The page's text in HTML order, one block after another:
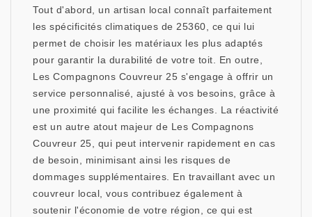
Tout d'abord, un artisan local connaît parfaitement
les spécificités climatiques de 25360, ce qui lui
permet de choisir les matériaux les plus adaptés
pour garantir la durabilité de votre toit. En outre,
Les Compagnons Couvreur 25 s'engage à offrir un
service personnalisé, ajusté à vos besoins, grâce à
une proximité qui facilite les échanges. La réactivité
est un autre atout majeur de Les Compagnons
Couvreur 25, qui peut intervenir rapidement en cas
de besoin, minimisant ainsi les risques de
dommages supplémentaires. En travaillant avec un
couvreur local, vous contribuez également à
soutenir l'économie de votre région, ce qui est